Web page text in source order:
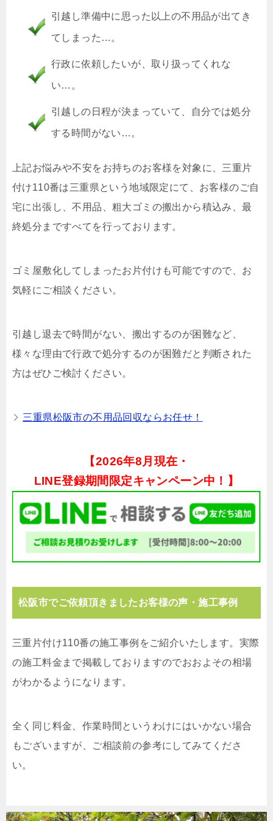
引越し準備中に思った以上の不用品が出てき
てしまった…。
行政に依頼したいが、取り扱ってくれな
い…。
引越しの日程が決まっていて、自分では処分
する時間がない…。
上記お悩みや不安をお持ちのお客様を対象に、三重片
付け110番は三重県という地域限定にて、お客様のご自
宅に出張し、不用品、粗大ゴミの搬出から積込み、最
終処分まですべてを行っております。
ゴミ屋敷化してしまったお片付けも可能ですので、お
気軽にご相談ください。
引越し退去で時間がない、搬出するのが困難など、
様々な理由で行政で処分するのが困難だと判断された
方はぜひご検討ください。
三重県松阪市の不用品回収ならお任せ！
【2026年8月現在・
LINE登録期間限定キャンペーン中！】
松阪市でご依頼頂きましたお客様の声・施工事例
三重片付け110番の施工事例をご紹介いたします。実際
の施工料金まで掲載しておりますのでおおよその相場
がわかるようになります。
全く同じ料金、作業時間というわけにはいかない場合
もございますが、ご相談前の参考にしてみてくださ
い。